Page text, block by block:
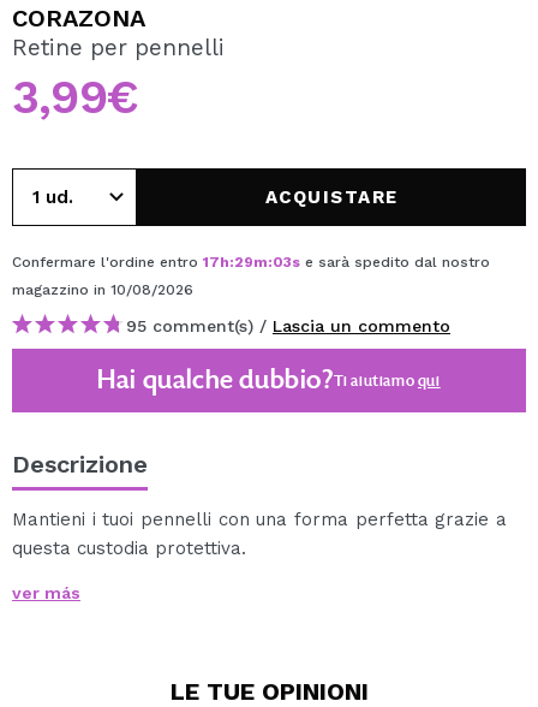
Creando un account su Maquibeauty.it potrai fare i tuoi
acquisti velocemente, controllare lo stato dei tuoi ordini e
consultare le tue operazioni precedenti.
CREARE UN ACCOUNT
CORAZONA
Retine per pennelli
3,99€
ACQUISTARE
Confermare l'ordine entro 17h:29m:03s e sarà spedito dal nostro
magazzino in 10/08/2026
95 comment(s) / Lascia un commento
Hai qualche dubbio?Ti aiutiamoqui
Descrizione
Mantieni i tuoi pennelli con una forma perfetta grazie a
questa custodia protettiva.
e mantenere i pennelli in perfetto stato.
ver más
LE TUE OPINIONI